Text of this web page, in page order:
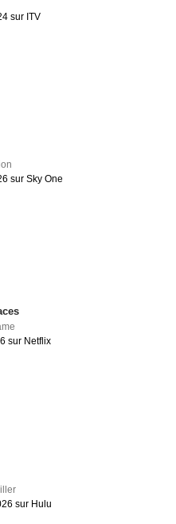
sur ITV
sur Sky One
sur Netflix
sur Hulu